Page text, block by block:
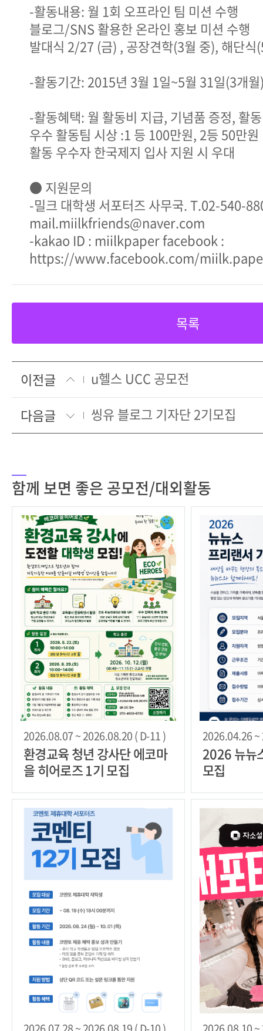
-활동내용: 월 1회 오프라인 팀 미션 수행
블로그/SNS 활용한 온라인 홍보 미션 수행
발대식 2/27 (금) , 공장견학(3월 중), 해단식
-활동기간: 2015년 3월 1일~5월 31일(3개
-활동혜택: 월 활동비 지급, 기념품 증정, 활
우수 활동팀 시상 :1 등 100만원, 2등 50만원
활동 우수자 한국제지 입사 지원 시 우대
● 지원문의
-밀크 대학생 서포터즈 사무국. T.02-540-
mail.miilkfriends@naver.com
-kakao ID : miilkpaper facebook :
https://www.facebook.com/
목록
이전글
u헬스 UCC 공모전
다음글
씽유 블로그 기자단 2기모집
함께 보면 좋은 공모전/대외활동
2026.08.07 ~ 2026.08.20 ( D-11 )
환경교육 청년 강사단 에코마
을 히어로즈 1기 모집
2026.04.26
2026 뉴뉴
모집